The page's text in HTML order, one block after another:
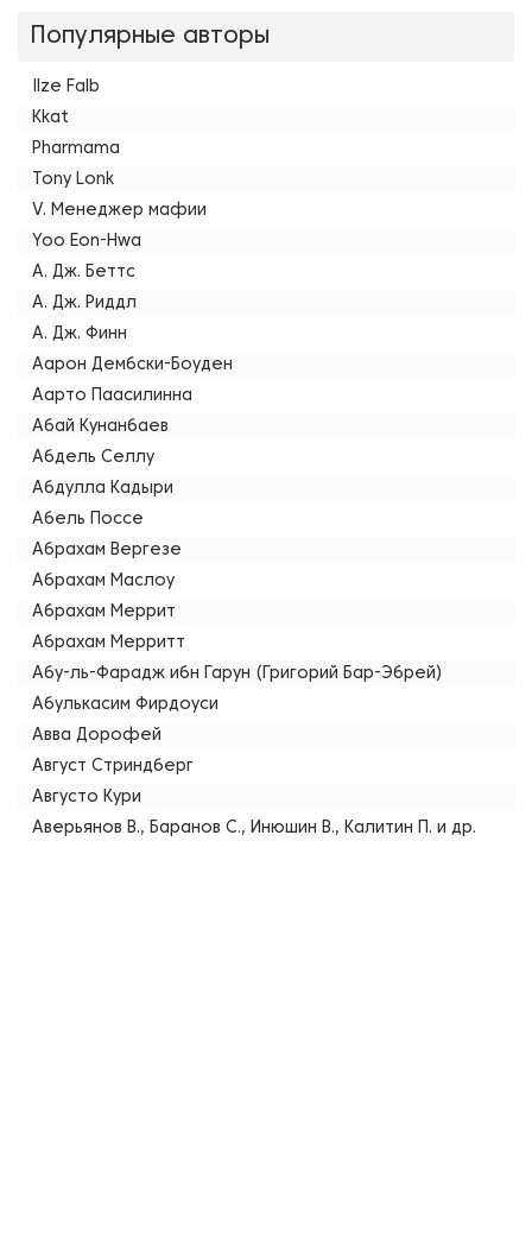
Популярные авторы
Ilze Falb
Kkat
Pharmama
Tony Lonk
V. Менеджер мафии
Yoo Eon-Hwa
А. Дж. Беттс
А. Дж. Риддл
А. Дж. Финн
Аарон Дембски-Боуден
Аарто Паасилинна
Абай Кунанбаев
Абдель Селлу
Абдулла Кадыри
Абель Поссе
Абрахам Вергезе
Абрахам Маслоу
Абрахам Меррит
Абрахам Мерритт
Абу-ль-Фарадж ибн Гарун (Григорий Бар-Эбрей)
Абулькасим Фирдоуси
Авва Дорофей
Август Стриндберг
Августо Кури
Аверьянов В., Баранов С., Инюшин В., Калитин П. и др.